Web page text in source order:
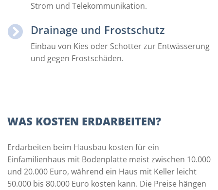
Strom und Telekommunikation.
Drainage und Frostschutz
Einbau von Kies oder Schotter zur Entwässerung
und gegen Frostschäden.
WAS KOSTEN ERDARBEITEN?
Erdarbeiten beim Hausbau kosten für ein
Einfamilienhaus mit Bodenplatte meist zwischen 10.000
und 20.000 Euro, während ein Haus mit Keller leicht
50.000 bis 80.000 Euro kosten kann. Die Preise hängen